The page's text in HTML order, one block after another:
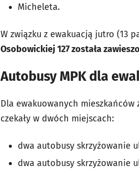
Micheleta.
W związku z ewakuacją jutro (13
Osobowickiej 127 została
Autobusy MPK dla
Dla ewakuowanych
czekały w dwóch miejscach:
dwa autobusy skrzyżowanie
dwa autobusy skrzyżowanie